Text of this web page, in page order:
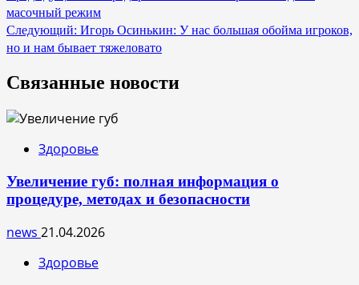
по
записям
масочный режим
Следующий: Игорь Осинькин: У нас большая обойма игроков,
но и нам бывает тяжеловато
Связанные новости
Здоровье
Увеличение губ: полная информация о
процедуре, методах и безопасности
news 21.04.2026
Здоровье